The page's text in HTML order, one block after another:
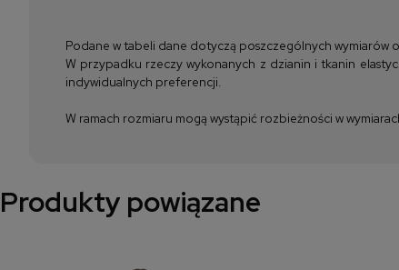
Podane w tabeli dane dotyczą poszczególnych wymiarów
W przypadku rzeczy wykonanych z dzianin i tkanin
indywidualnych preferencji.
W ramach rozmiaru mogą wystąpić rozbieżności w
Produkty powiązane